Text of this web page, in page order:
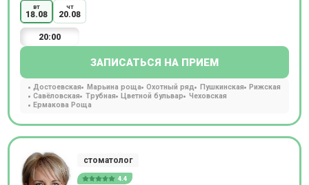
вт
18.08
чт
20.08
20:00
ЗАПИСАТЬСЯ НА ПРИЕМ
Достоевская Марьина роща Охотный ряд Пушкинская
Рижская
Савёловская
Трубная Цветной бульвар
Чеховская
Ермакова Роща
стоматолог
4.4